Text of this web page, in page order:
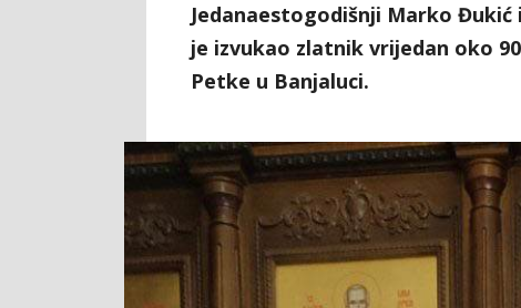
Jedanaestogodišnji Marko Đukić
je izvukao zlatnik vrijedan oko
Petke u Banjaluci.